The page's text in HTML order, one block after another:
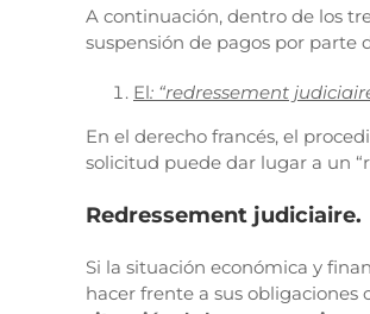
A continuación, dentro de los
suspensión de pagos por parte
El: “redressement
En el derecho francés, el
solicitud puede dar lugar a un
Redressement judiciaire.
Si la situación económica y
hacer frente a sus obligaciones